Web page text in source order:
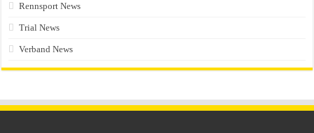
Rennsport News
Trial News
Verband News